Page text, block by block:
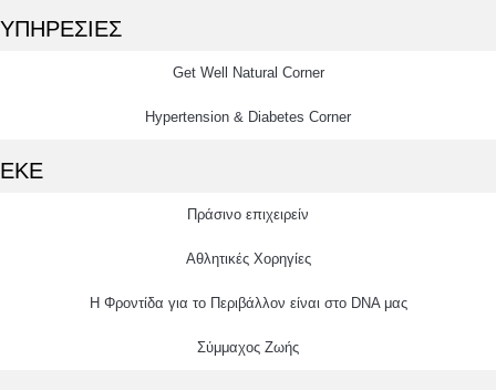
ΥΠΗΡΕΣΙΕΣ
Get Well Natural Corner
Hypertension & Diabetes Corner
ΕΚΕ
Πράσινο επιχειρείν
Αθλητικές Χορηγίες
Η Φροντίδα για το Περιβάλλον είναι στο DNA μας
Σύμμαχος Ζωής